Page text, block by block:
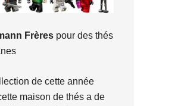
Frères pour des thés
de cette année
maison de thés a de